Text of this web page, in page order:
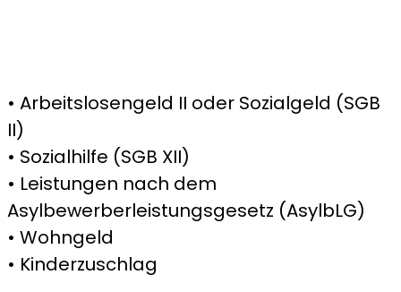
• Arbeitslosengeld II oder Sozialgeld (SGB
II)
• Sozialhilfe (SGB XII)
• Leistungen nach dem
Asylbewerberleistungsgesetz (AsylbLG)
• Wohngeld
• Kinderzuschlag